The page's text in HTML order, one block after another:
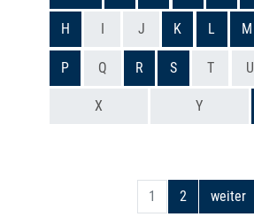
H J K L M
P Q R S T U
X Y
1 2 weiter